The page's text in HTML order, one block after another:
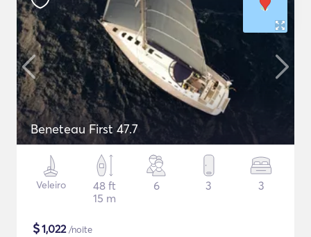
Beneteau First 47.7
Veleiro
48 ft
15 m
6 3 3
$1,022/noite